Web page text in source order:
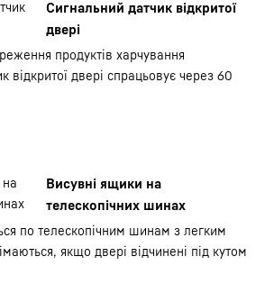
Сигнальний датчик відкритої
двері
продуктів харчування
відкритої двері спрацьовує через 60
Висувні ящики на
телескопічних шинах
по телескопічним шинам з легким
якщо двері відчинені під кутом